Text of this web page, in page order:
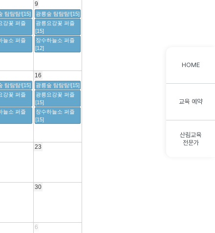
9
16
23
30
6
탐탐탐![15] 광릉숲 탐탐탐![15]
강꽃 퍼즐
광릉요강꽃 퍼즐
[15]
늘소 퍼즐
장수하늘소 퍼즐
[12]
탐탐탐![15] 광릉숲 탐탐탐![15]
강꽃 퍼즐
광릉요강꽃 퍼즐
[15]
늘소 퍼즐
장수하늘소 퍼즐
[15]
HOME
교육 예약
산림교육
전문가